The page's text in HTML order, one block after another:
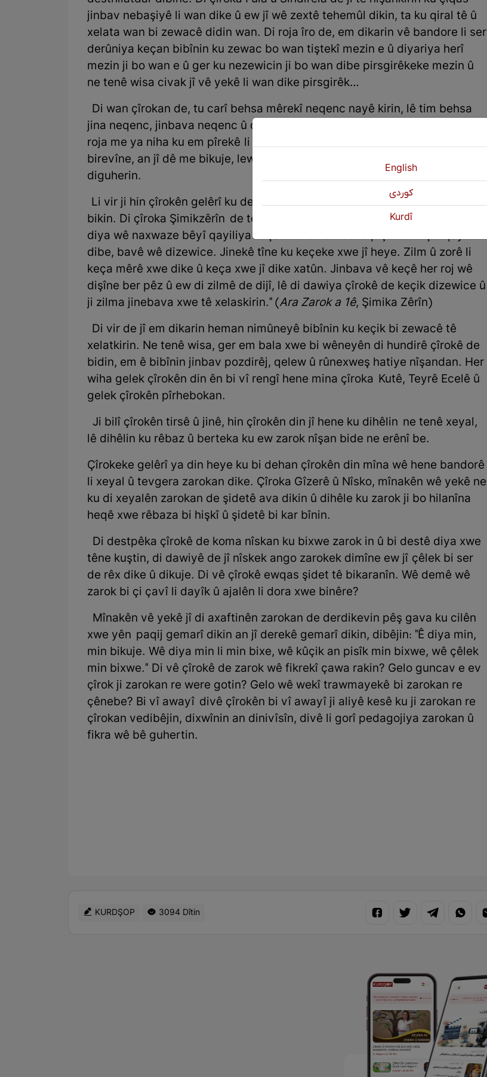
jinbav nebaşiyê li wan dike û ew jî wê zextê tehemûl dikin, ta ku qiral tê û
xelata wan bi zewacê didin wan. Di roja îro de, em dikarin vê bandore li ser
derûniya keçan bibînin ku zewac bo wan tiştekî mezin e û diyariya herî
mezin ji bo wan e û ger ku nezewicin ji bo wan dibe pirsgirêkeke mezin û
ne tenê wisa civak jî vê yekê li wan dike pirsgirêk…
Di wan çîrokan de, tu carî behsa mêrekî neqenc nayê kirin, lê tim behsa
jina neqenc, jinbava neqenc û qereçiyan tê kirin. Gelo ev yek ji çi tê?!... Ta
roja me ya niha ku em pîrekê li kolanekê dibînin ji me be dê ew jin me
birevîne, an jî dê me bikuje, lewma yekser em direvin yan kolana xwe
diguherin.
Li vir ji hin çîrokên gelêrî ku derbasî nivîsê bûne em dikarin destnîşan
bikin. Di çîroka Şimikzêrîn de tê behiskirin ku; "Bavê keçikê piştî mirina
diya wê naxwaze bêyî qayiliya keça xwe bizewice lê piştî ku keçik qayil
dibe, bavê wê dizewice. Jinekê tîne ku keçeke xwe jî heye. Zilm û zorê li
keça mêrê xwe dike û keça xwe jî dike xatûn. Jinbava vê keçê her roj wê
dişîne ber pêz û ew di zilmê de dijî, lê di dawiya çîrokê de keçik dizewice û
ji zilma jinebava xwe tê xelaskirin." (Ara Zarok a 1ê, Şimika Zêrîn)
Di vir de jî em dikarin heman nimûneyê bibînin ku keçik bi zewacê tê
xelatkirin. Ne tenê wisa, ger em bala xwe bi wêneyên di hundirê çîrokê de
bidin, em ê bibînin jinbav pozdirêj, qelew û rûnexweş hatiye nîşandan. Her
wiha gelek çîrokên din ên bi vî rengî hene mina çîroka Kutê, Teyrê Ecelê û
gelek çîrokên pîrhebokan.
Ji bilî çîrokên tirsê û jinê, hin çîrokên din jî hene ku dihêlin ne tenê xeyal,
lê dihêlin ku rêbaz û berteka ku ew zarok nîşan bide ne erênî be.
Çîrokeke gelêrî ya din heye ku bi dehan çîrokên din mîna wê hene bandorê
li xeyal û tevgera zarokan dike. Çîroka Gîzerê û Nîsko, mînakên wê yekê ne
ku di xeyalên zarokan de şidetê ava dikin û dihêle ku zarok ji bo hilanîna
heqê xwe rêbaza bi hişkî û şidetê bi kar bînin.
Di destpêka çîrokê de koma nîskan ku bixwe zarok in û bi destê diya xwe
têne kuştin, di dawiyê de jî nîskek ango zarokek dimîne ew jî çêlek bi ser
de rêx dike û dikuje. Di vê çîrokê ewqas şidet tê bikaranîn. Wê demê wê
zarok bi çi çavî li dayîk û ajalên li dora xwe binêre?
Mînakên vê yekê jî di axaftinên zarokan de derdikevin pêş gava ku cilên
xwe yên paqij gemarî dikin an jî derekê gemarî dikin, dibêjin: "Ê diya min,
min bikuje. Wê diya min li min bixe, wê kûçik an pisîk min bixwe, wê çêlek
min bixwe." Di vê çîrokê de zarok wê fikrekî çawa rakin? Gelo guncav e ev
çîrok ji zarokan re were gotin? Gelo wê wekî trawmayekê bi zarokan re
çênebe? Bi vî awayî divê çîrokên bi vî awayî ji aliyê kesê ku ji zarokan re
çîrokan vedibêjin, dixwînin an dinivîsîn, divê li gorî pedagojiya zarokan û
fikra wê bê guhertin.
KURDŞOP 3094 Dîtin
English
كوردی
Kurdî